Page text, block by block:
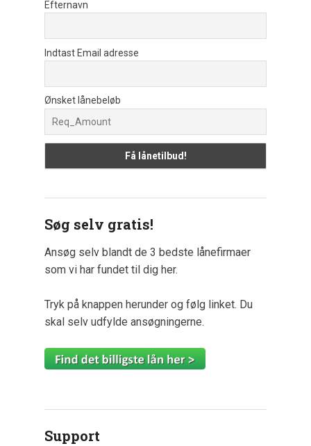
Efternavn
Indtast Email adresse
Ønsket lånebeløb
Søg selv gratis!
Ansøg selv blandt de 3 bedste lånefirmaer
som vi har fundet til dig her.
Tryk på knappen herunder og følg linket. Du
skal selv udfylde ansøgningerne.
Support